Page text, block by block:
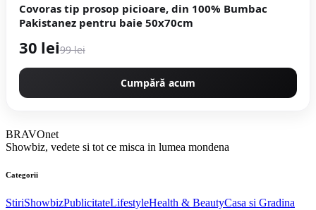
Covoras tip prosop picioare, din 100% Bumbac
Pakistanez pentru baie 50x70cm
30 lei99 lei
Cumpără acum
BRAVOnet
Showbiz, vedete si tot ce misca in lumea mondena
Categorii
StiriShowbizPublicitateLifestyleHealth & BeautyCasa si Gradina